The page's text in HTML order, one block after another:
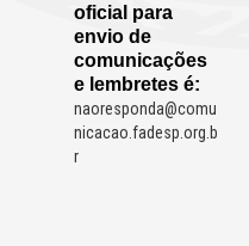
oficial para
envio de
comunicações
e lembretes é:
naoresponda@comu
nicacao.fadesp.org.b
r